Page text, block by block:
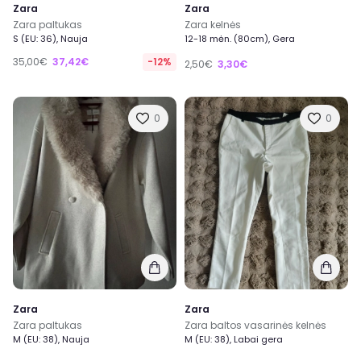
Zara
Zara paltukas
S (EU: 36), Nauja
35,00€ 37,42€ -12%
Zara
Zara kelnės
12-18 mėn. (80cm), Gera
2,50€ 3,30€
0
Zara
Zara paltukas
M (EU: 38), Nauja
0
Zara
Zara baltos vasarinės kelnės
M (EU: 38), Labai gera